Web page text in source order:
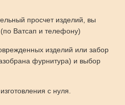
просчет изделий, вы
(по Ватсап и телефону)
изделий или забор
фурнитура) и выбор
с нуля.